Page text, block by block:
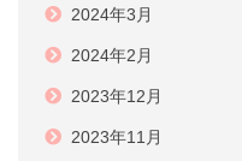
2024年3月
2024年2月
2023年12月
2023年11月